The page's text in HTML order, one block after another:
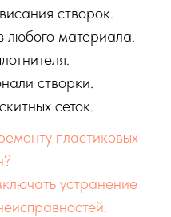
створок.
любого материала.
створки.
сеток.
пластиковых
устранение